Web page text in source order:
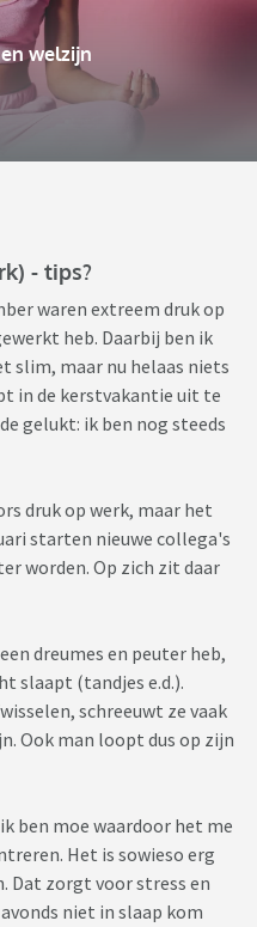
welzijn
- tips?
waren extreem druk op
heb. Daarbij ben ik
slim, maar nu helaas niets
in de kerstvakantie uit te
gelukt: ik ben nog steeds
druk op werk, maar het
starten nieuwe collega's
worden. Op zich zit daar
dreumes en peuter heb,
slaapt (tandjes e.d.).
schreeuwt ze vaak
Ook man loopt dus op zijn
ben moe waardoor het me
Het is sowieso erg
Dat zorgt voor stress en
niet in slaap kom